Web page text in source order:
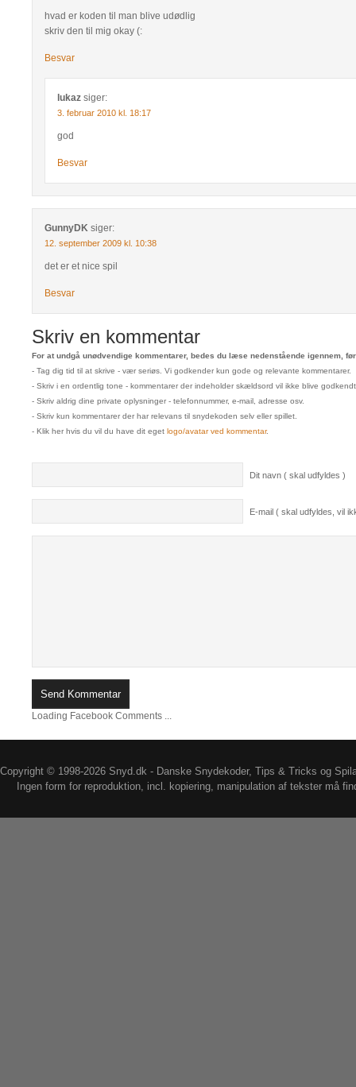
hvad er koden til man blive udødlig
skriv den til mig okay (:
Besvar
lukaz siger:
3. februar 2010 kl. 18:17
god
Besvar
GunnyDK siger:
12. september 2009 kl. 10:38
det er et nice spil
Besvar
Skriv en kommentar
For at undgå unødvendige kommentarer, bedes du læse nedenstående igennem,
- Tag dig tid til at skrive - vær seriøs. Vi godkender kun gode og relevante kommentarer.
- Skriv i en ordentlig tone - kommentarer der indeholder skældsord vil ikke blive
- Skriv aldrig dine private oplysninger - telefonnummer, e-mail, adresse osv.
- Skriv kun kommentarer der har relevans til snydekoden selv eller spillet.
- Klik her hvis du vil du have dit eget logo/avatar ved kommentar.
Dit navn ( skal udfyldes )
E-mail ( skal udfyldes, vil
Loading Facebook Comments ...
Copyright © 1998-2026 Snyd.dk - Danske Snydekoder, Tips & Tricks og
Ingen form for reproduktion, incl. kopiering, manipulation af tekster må